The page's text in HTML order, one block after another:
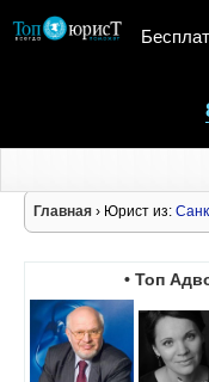
Главная › Юрист из:
• Топ